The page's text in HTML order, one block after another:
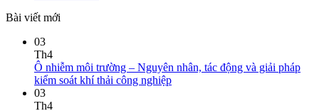
Bài viết mới
03
Th4
Ô nhiễm môi trường – Nguyên nhân, tác động và giải pháp
kiểm soát khí thải công nghiệp
03
Th4